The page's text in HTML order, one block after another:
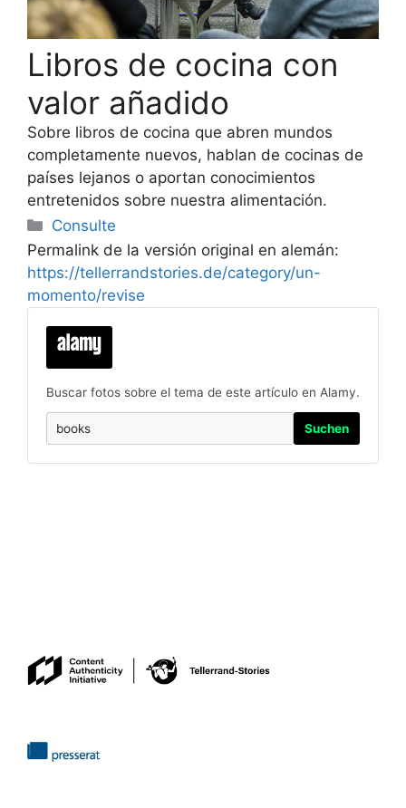
Libros de cocina con
valor añadido
Sobre libros de cocina que abren mundos
completamente nuevos, hablan de cocinas de
países lejanos o aportan conocimientos
entretenidos sobre nuestra alimentación.
Categorías
Consulte
Permalink de la versión original en alemán:
https://tellerrandstories.de/category/un-
momento/revise
Buscar fotos sobre el tema de este artículo en Alamy.
Suchen